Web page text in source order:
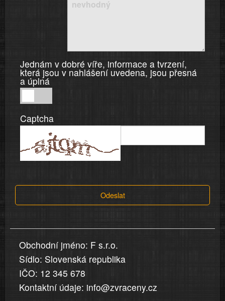
Jednám v dobré víře, informace a tvrzení,
která jsou v nahlášení uvedena, jsou přesná
a úplná
v
dobré
informace
v
jsou
přesná
a
úplná
Captcha
Odeslat
Obchodní jméno: F s.r.o.
Sídlo: Slovenská republika
IČO: 12 345 678
Kontaktní údaje: info@zvraceny.cz